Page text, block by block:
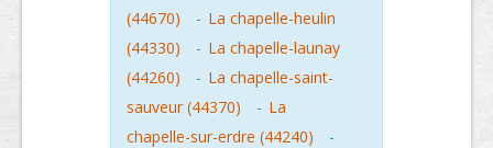
(44670)
- La chapelle-heulin
(44330)
- La chapelle-launay
(44260)
- La chapelle-saint-
sauveur (44370)
- La
chapelle-sur-erdre (44240)
-